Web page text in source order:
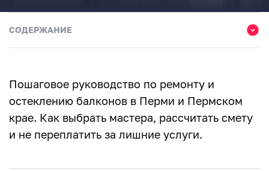
СОДЕРЖАНИЕ
Сначала решите, зачем нужен балкон
Решение 2. Холодное остекление балкона
Решение 3. Отделка балкона без утепления
Решение 4. Утепление балкона
Пошаговое руководство по ремонту и
остеклению балконов в Перми и Пермском
крае. Как выбрать мастера, рассчитать смету
и не переплатить за лишние услуги.